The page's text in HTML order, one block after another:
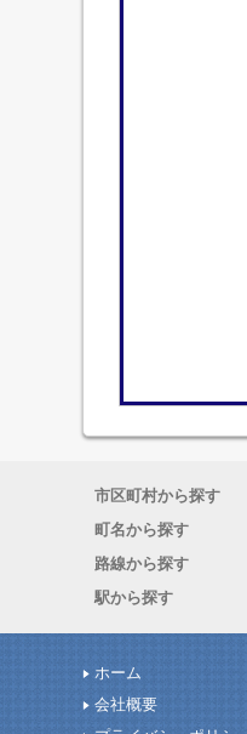
市区町村から探す
町名から探す
路線から探す
駅から探す
ホーム
会社概要